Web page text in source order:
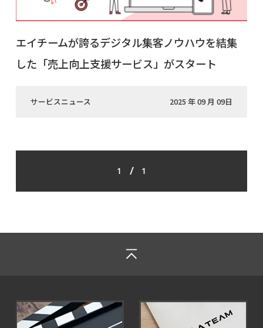
エイチームが誇るデジタル集客ノウハウを結集
した「売上向上支援サービス」がスタート
サービスニュース 2025 年 09 月 09日
1 / 1